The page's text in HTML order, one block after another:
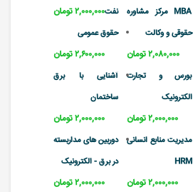
MBA مرکز مشاوره
حقوقی و وکالت
۲,۰۸۰,۰۰۰ تومان
بورس و تجارت
الکترونیک
۲,۰۰۰,۰۰۰ تومان
مدیریت منابع انسانی
HRM
۲,۰۰۰,۰۰۰ تومان
نفت۲,۰۰۰,۰۰۰ تومان
حقوق عمومی
۲,۶۰۰,۰۰۰ تومان
آشنایی با برق
ساختمان
۲,۰۰۰,۰۰۰ تومان
دوربین های مداربسته
در برق - الکترونیک
۲,۰۰۰,۰۰۰ تومان